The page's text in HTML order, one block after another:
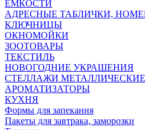
ЁМКОСТИ
АДРЕСНЫЕ ТАБЛИЧКИ,
КЛЮЧНИЦЫ
ОКНОМОЙКИ
ЗООТОВАРЫ
ТЕКСТИЛЬ
НОВОГОДНИЕ УКРАШЕНИЯ
СТЕЛЛАЖИ МЕТАЛЛИЧЕСКИЕ
АРОМАТИЗАТОРЫ
КУХНЯ
Формы для запекания
Пакеты для завтрака, заморозки